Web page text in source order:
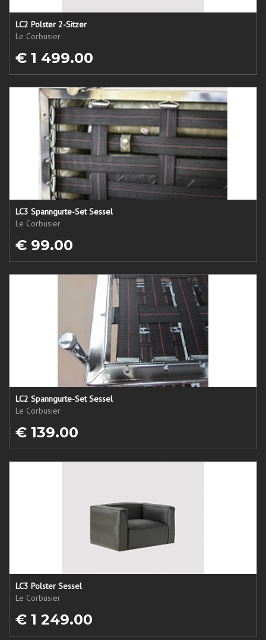
LC2 Polster 2-Sitzer
Le Corbusier
€ 1 499.00
LC3 Spanngurte-Set Sessel
Le Corbusier
€ 99.00
LC2 Spanngurte-Set Sessel
Le Corbusier
€ 139.00
LC3 Polster Sessel
Le Corbusier
€ 1 249.00